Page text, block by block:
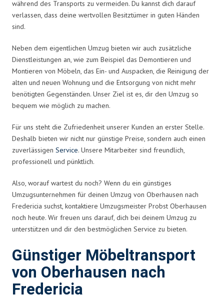
während des Transports zu vermeiden. Du kannst dich darauf
verlassen, dass deine wertvollen Besitztümer in guten Händen
sind.
Neben dem eigentlichen Umzug bieten wir auch zusätzliche
Dienstleistungen an, wie zum Beispiel das Demontieren und
Montieren von Möbeln, das Ein- und Auspacken, die Reinigung der
alten und neuen Wohnung und die Entsorgung von nicht mehr
benötigten Gegenständen. Unser Ziel ist es, dir den Umzug so
bequem wie möglich zu machen.
Für uns steht die Zufriedenheit unserer Kunden an erster Stelle.
Deshalb bieten wir nicht nur günstige Preise, sondern auch einen
zuverlässigen Service. Unsere Mitarbeiter sind freundlich,
professionell und pünktlich.
Also, worauf wartest du noch? Wenn du ein günstiges
Umzugsunternehmen für deinen Umzug von Oberhausen nach
Fredericia suchst, kontaktiere Umzugsmeister Probst Oberhausen
noch heute. Wir freuen uns darauf, dich bei deinem Umzug zu
unterstützen und dir den bestmöglichen Service zu bieten.
Günstiger Möbeltransport
von Oberhausen nach
Fredericia